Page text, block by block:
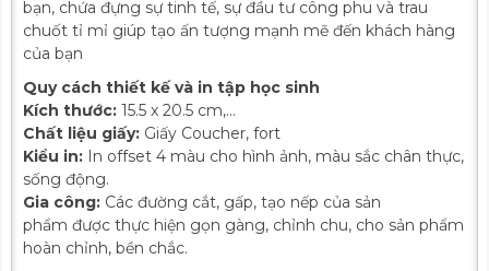
bạn, chứa đựng sự tinh tế, sự đầu tư công phu và trau
chuốt tỉ mỉ giúp tạo ấn tượng mạnh mẽ đến khách hàng
của bạn
Quy cách thiết kế và in tập học sinh
Kích thước: 15.5 x 20.5 cm,...
Chất liệu giấy: Giấy Coucher, fort
Kiểu in: In offset 4 màu cho hình ảnh, màu sắc chân thực,
sống động.
Gia công: Các đường cắt, gấp, tạo nếp của sản
phẩm được thực hiện gọn gàng, chỉnh chu, cho sản phẩm
hoàn chỉnh, bền chắc.